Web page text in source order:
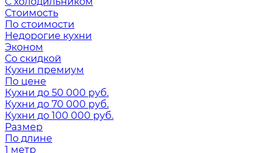
Стоимость
По стоимости
Недорогие кухни
Эконом
Со скидкой
Кухни премиум
По цене
Кухни до 50 000 руб.
Кухни до 70 000 руб.
Кухни до 100 000 руб.
Размер
По длине
1 метр